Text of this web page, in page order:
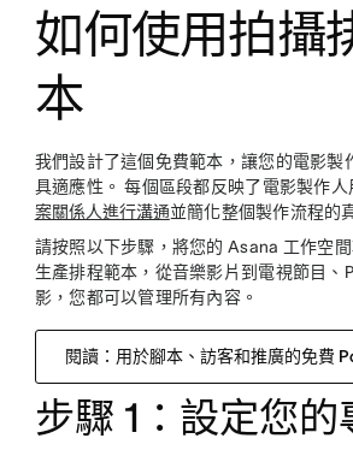
如何使用拍攝
本
我們設計了這個免費範本，讓您的電影製
具適應性。 每個區段都反映了電影製作人
案關係人進行溝通並簡化整個製作流程的
請按照以下步驟，將您的 Asana 工作空
生產排程範本，從音樂影片到電視節目、
影，您都可以管理所有內容。
閱讀：用於腳本、訪客和推廣的免費
步驟 1：設定您的